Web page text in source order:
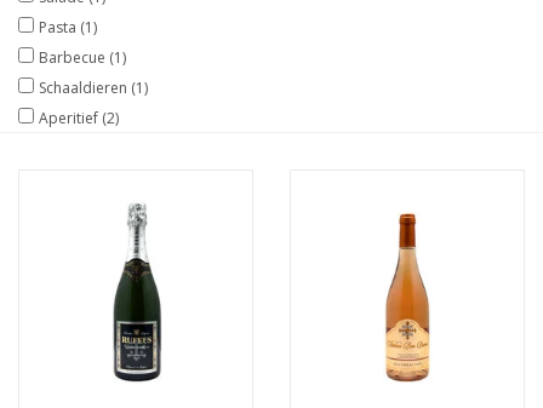
Pasta (1)
Barbecue (1)
Schaaldieren (1)
Aperitief (2)